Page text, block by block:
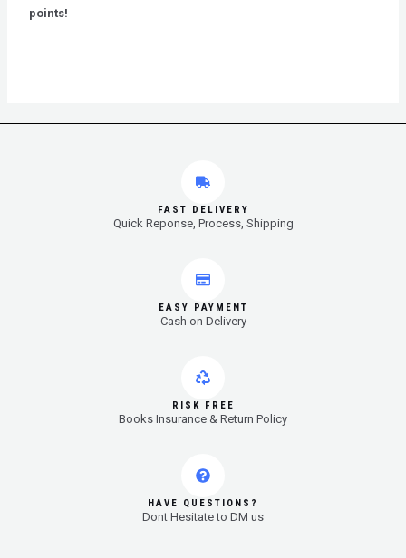
points!
FAST DELIVERY
Quick Reponse, Process, Shipping
EASY PAYMENT
Cash on Delivery
RISK FREE
Books Insurance & Return Policy
HAVE QUESTIONS?
Dont Hesitate to DM us